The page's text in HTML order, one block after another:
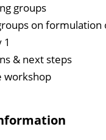
groups
on formulation
1
& next steps
workshop